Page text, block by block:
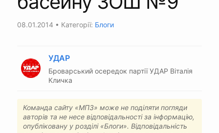
08.01.2014 • Категорії: Блоги
УДАР
Броварський осередок партії УДАР Віталія
Кличка
Команда сайту «МПЗ» може не поділяти погляди
авторів та не несе відповідальності за інформацію,
опубліковану у розділі «Блоги». Відповідальність